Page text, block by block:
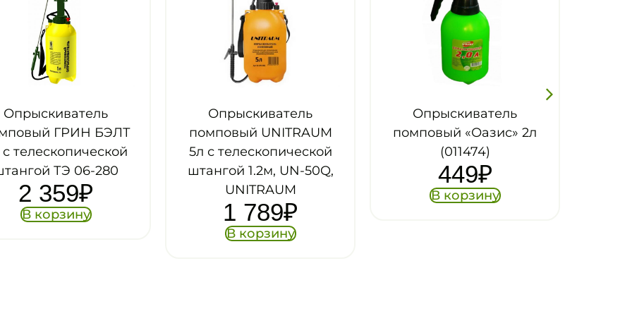
Опрыскиватель
UNITRAUM
с телескопической
1.2м, UN-50Q,
UNITRAUM
1 789₽
Опрыскиватель
помповый «Оазис» 2л
(011474)
449₽
В корзину
Опрыскиватель
помповый «Лазурит» 8л
1 658₽
В корзину